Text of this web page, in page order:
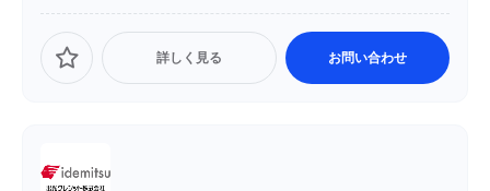
ます。
詳しく見る お問い合わせ